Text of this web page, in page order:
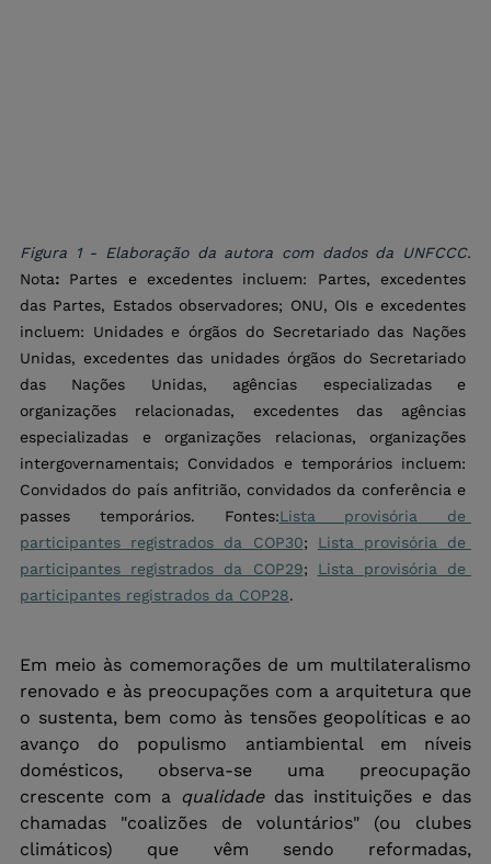
Figura 1 - Elaboração da autora com dados da UNFCCC.
Nota: Partes e excedentes incluem: Partes, excedentes
das Partes, Estados observadores; ONU, OIs e excedentes
incluem: Unidades e órgãos do Secretariado das Nações
Unidas, excedentes das unidades órgãos do Secretariado
das Nações Unidas, agências especializadas e
organizações relacionadas, excedentes das agências
especializadas e organizações relacionas, organizações
intergovernamentais; Convidados e temporários incluem:
Convidados do país anfitrião, convidados da conferência e
passes temporários. Fontes:Lista provisória de
participantes registrados da COP30; Lista provisória de
participantes registrados da COP29; Lista provisória de
participantes registrados da COP28.
Em meio às comemorações de um multilateralismo
renovado e às preocupações com a arquitetura que
o sustenta, bem como às tensões geopolíticas e ao
avanço do populismo antiambiental em níveis
domésticos, observa-se uma preocupação
crescente com a qualidade das instituições e das
chamadas "coalizões de voluntários" (ou clubes
climáticos) que vêm sendo reformadas,